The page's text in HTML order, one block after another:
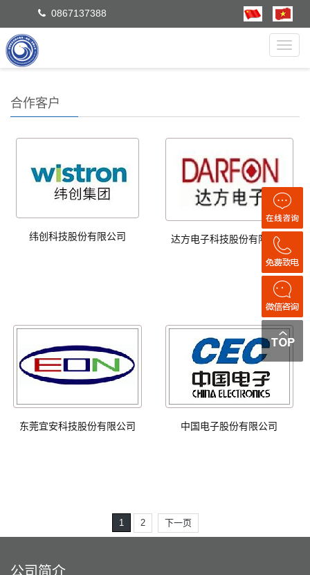
0867137388
合作客户
纬创科技股份有限公司 达方电子科技股份有限公司
东莞宜安科技股份有限公司 中国电子股份有限公司
1 2 下一页
公司简介